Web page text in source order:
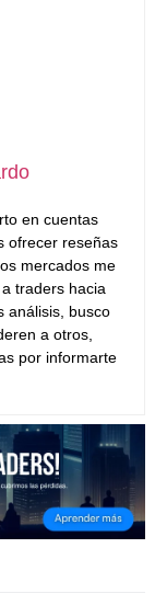
en cuentas
ofrecer reseñas
mercados me
traders hacia
análisis, busco
a otros,
por informarte